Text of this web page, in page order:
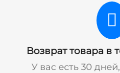
Возврат товара в
У вас есть 30